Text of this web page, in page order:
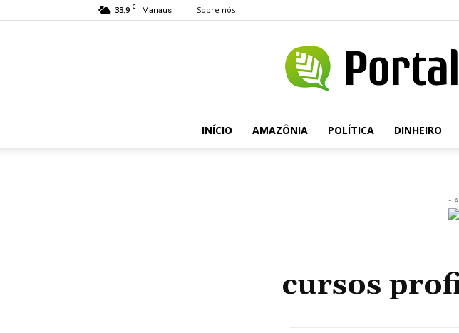
33.9 C Manaus Sobre nós
INÍCIO AMAZÔNIA POLÍTICA DINHEIRO
-
cursos